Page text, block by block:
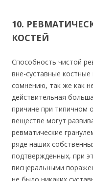
10.
КОСТЕЙ
Способность чистой
вне-суставные
сомнению, так же как
действительная
причине при типичном
веществе могут
ревматические
ряде наших
подтвержденных, при
висцеральными